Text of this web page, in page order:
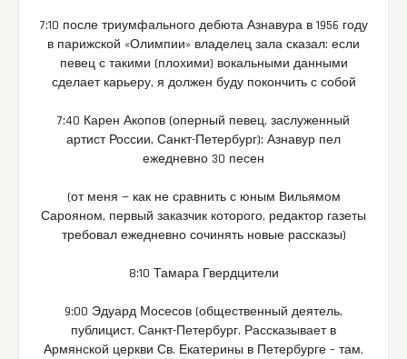
7:10 после триумфального дебюта Азнавура в 1956 году
в парижской «Олимпии» владелец зала сказал: если
певец с такими (плохими) вокальными данными
сделает карьеру, я должен буду покончить с собой
7:40 Карен Акопов (оперный певец, заслуженный
артист России, Санкт-Петербург): Азнавур пел
ежедневно 30 песен
(от меня — как не сравнить с юным Вильямом
Сарояном, первый заказчик которого, редактор газеты
требовал ежедневно сочинять новые рассказы)
8:10 Тамара Гвердцители
9:00 Эдуард Мосесов (общественный деятель,
публицист, Санкт-Петербург. Рассказывает в
Армянской церкви Св. Екатерины в Петербурге – там,